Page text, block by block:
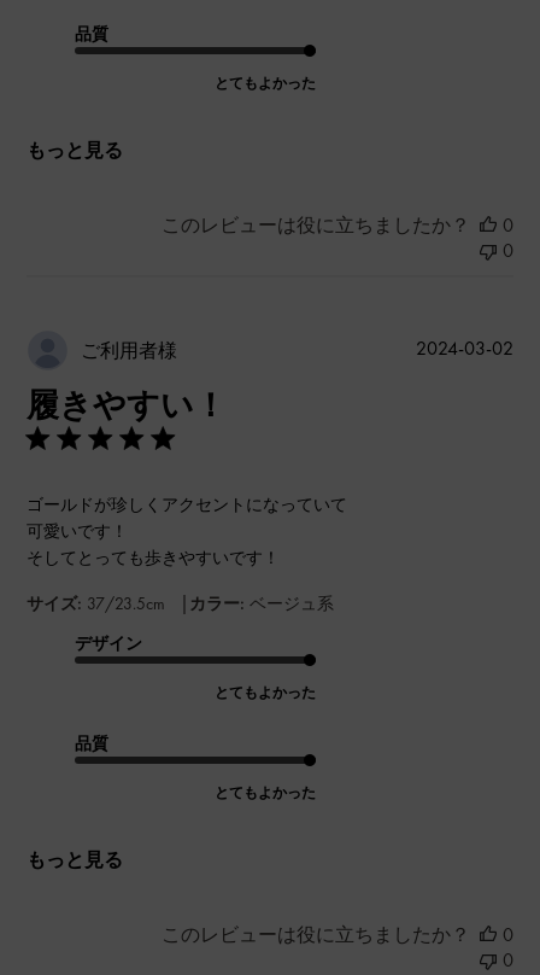
品質
とてもよかった
もっと見る
このレビューは役に立ちましたか？
0
0
ご利用者様
履きやすい！
ゴールドが珍しくアクセントになっていて
可愛いです！
そしてとっても歩きやすいです！
サイズ: 37/23.5cm | カラー: ベージュ系
デザイン
とてもよかった
品質
とてもよかった
もっと見る
公
2024-03-02
このレビューは役に立ちましたか？
0
0